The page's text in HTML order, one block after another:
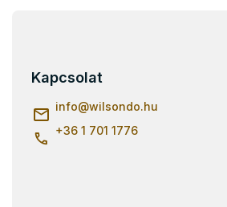
Kapcsolat
info@wilsondo.hu
+36 1 701 1776